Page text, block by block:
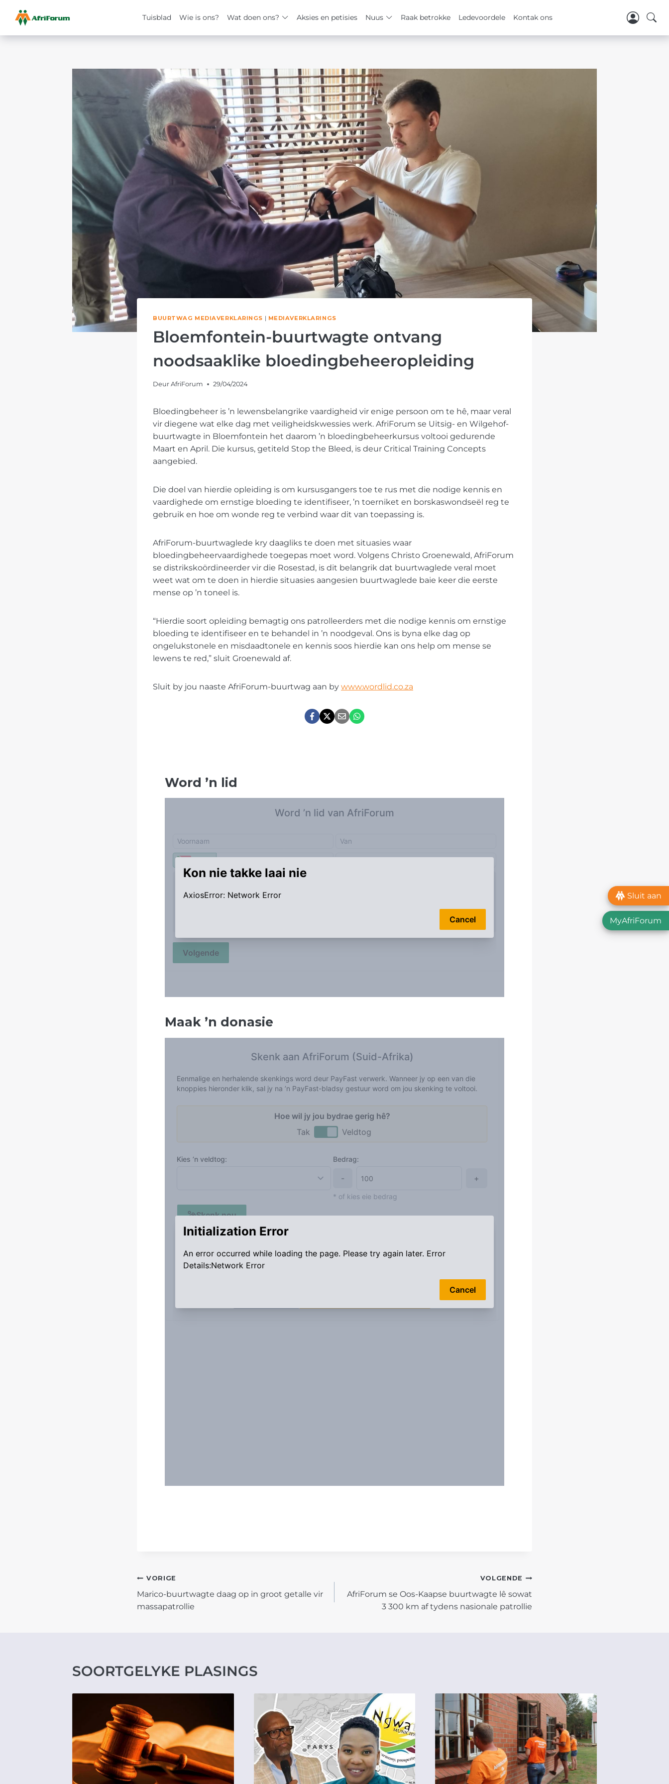
Tuisblad Wie is ons? Wat doen ons? Aksies en petisies Nuus Raak betrokke Ledevoordele Kontak ons
Skip
BUURTWAG MEDIAVERKLARINGS | MEDIAVERKLARINGS
Bloemfontein-buurtwagte ontvang
noodsaaklike bloedingbeheeropleiding
Deur AfriForum 29/04/2024
Bloedingbeheer is ’n lewensbelangrike vaardigheid vir enige persoon om te hê, maar veral
vir diegene wat elke dag met veiligheidskwessies werk. AfriForum se Uitsig- en Wilgehof-
buurtwagte in Bloemfontein het daarom ’n bloedingbeheerkursus voltooi gedurende
Maart en April. Die kursus, getiteld Stop the Bleed, is deur Critical Training Concepts
aangebied.
Die doel van hierdie opleiding is om kursusgangers toe te rus met die nodige kennis en
vaardighede om ernstige bloeding te identifiseer, ’n toerniket en borskaswondseël reg te
gebruik en hoe om wonde reg te verbind waar dit van toepassing is.
AfriForum-buurtwaglede kry daagliks te doen met situasies waar
bloedingbeheervaardighede toegepas moet word. Volgens Christo Groenewald, AfriForum
se distrikskoördineerder vir die Rosestad, is dit belangrik dat buurtwaglede veral moet
weet wat om te doen in hierdie situasies aangesien buurtwaglede baie keer die eerste
mense op ’n toneel is.
“Hierdie soort opleiding bemagtig ons patrolleerders met die nodige kennis om ernstige
bloeding te identifiseer en te behandel in ’n noodgeval. Ons is byna elke dag op
ongelukstonele en misdaadtonele en kennis soos hierdie kan ons help om mense se
lewens te red,” sluit Groenewald af.
Sluit by jou naaste AfriForum-buurtwag aan by www.wordlid.co.za
Word ’n lid
Maak ’n donasie
POST
NAVIGATION
VORIGE
Marico-buurtwagte daag op in groot getalle vir
massapatrollie
VOLGENDE
AfriForum se Oos-Kaapse buurtwagte lê sowat
3 300 km af tydens nasionale patrollie
SOORTGELYKE PLASINGS
Sluit aan
MyAfriForum